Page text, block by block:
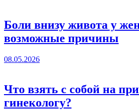
Боли внизу живота у
возможные причины
08.05.2026
Что взять с собой на
гинекологу?